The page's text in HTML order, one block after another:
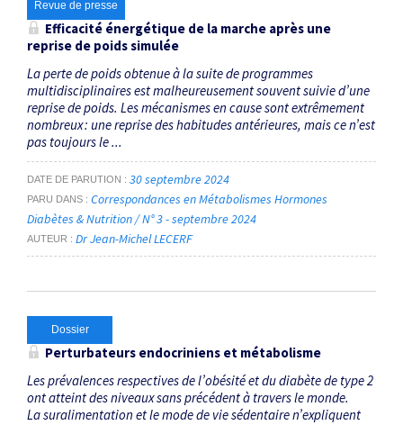
Revue de presse
Efficacité énergétique de la marche après une
reprise de poids simulée
La perte de poids obtenue à la suite de programmes
multidisciplinaires est malheureusement souvent suivie d’une
reprise de poids. Les mécanismes en cause sont extrêmement
nombreux : une reprise des habitudes antérieures, mais ce n’est
pas toujours le ...
DATE DE PARUTION 30 septembre 2024
PARU DANS
Correspondances en Métabolismes Hormones
Diabètes & Nutrition / N° 3 - septembre 2024
AUTEUR Dr Jean-Michel LECERF
Dossier
Perturbateurs endocriniens et métabolisme
Les prévalences respectives de l’obésité et du diabète de type 2
ont atteint des niveaux sans précédent à travers le monde.
La suralimentation et le mode de vie sédentaire n’expliquent